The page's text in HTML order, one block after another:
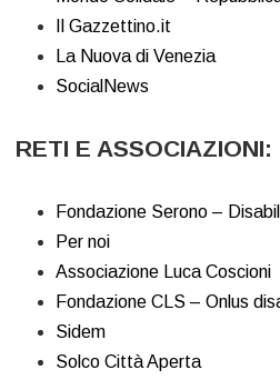
Il Gazzettino.it
La Nuova di Venezia
SocialNews
RETI E ASSOCIAZIONI:
Fondazione Serono –
Per noi
Associazione Luca Coscioni
Fondazione CLS – Onlus
Sidem
Solco Città Aperta